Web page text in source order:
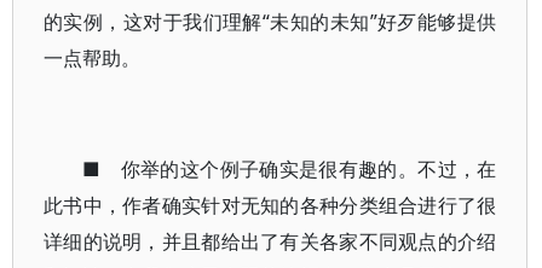
的实例，这对于我们理解“未知的未知”好歹能够提供
一点帮助。
■ 你举的这个例子确实是很有趣的。不过，在
此书中，作者确实针对无知的各种分类组合进行了很
详细的说明，并且都给出了有关各家不同观点的介绍